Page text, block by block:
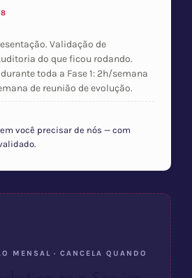
Validação de
do que ficou rodando.
toda a Fase 1: 2h/semana
de reunião de evolução.
você precisar de nós — com
MENSAL · CANCELA QUANDO